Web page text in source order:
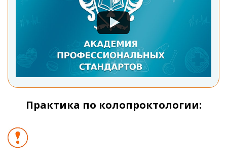
Практика по колопроктологии: